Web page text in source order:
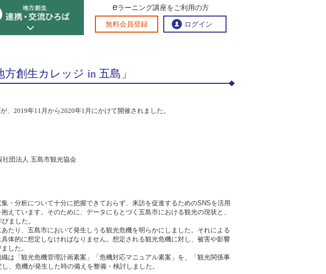
官民連携講座
講座 連携交流ひろば
地方創生に役立つコンテンツ集
eラーニング講座をご利用の方
無料会員登録 ログイン
創生カレッジ in 五島」
、2019年11月から2020年1月にかけて開催されました。
団法人 五島市観光協会
・分析について十分に把握できておらず、来訪を促進するためのSNSを活用
えています。そのために、データにもとづく五島市における観光の現状と、
ました。
たり、五島市において発生しうる観光危機を明らかにしました。それによる
体的に想定しなければなりません。想定される観光危機に対し、被害や影響
した。
は「観光危機管理計画素案」「危機対応マニュアル素案」を、「観光関係事
し、危機が発生した時の備えを整備・検討しました。